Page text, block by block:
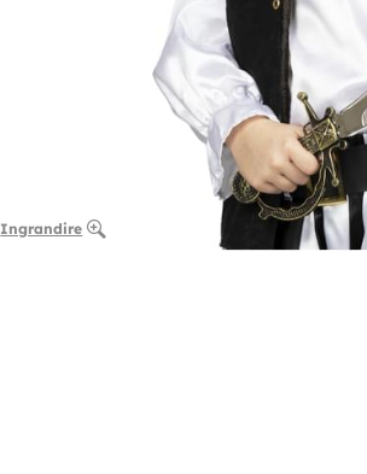
Ingrandire